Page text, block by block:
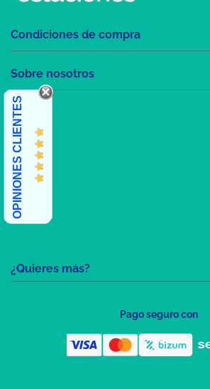
¿Quieres más?
Condiciones de compra
Sobre nosotros
OPINIONES CLIENTES
Pago seguro con